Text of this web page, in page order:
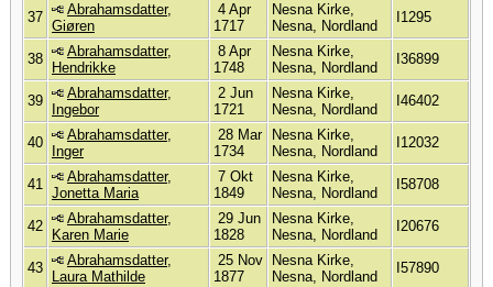
37
Abrahamsdatter,
Giøren
4 Apr
1717
Nesna Kirke,
Nesna, Nordland
I1295
38
Abrahamsdatter,
Hendrikke
8 Apr
1748
Nesna Kirke,
Nesna, Nordland
I36899
39
Abrahamsdatter,
Ingebor
2 Jun
1721
Nesna Kirke,
Nesna, Nordland
I46402
40
Abrahamsdatter,
Inger
28 Mar
1734
Nesna Kirke,
Nesna, Nordland
I12032
41
Abrahamsdatter,
Jonetta Maria
7 Okt
1849
Nesna Kirke,
Nesna, Nordland
I58708
42
Abrahamsdatter,
Karen Marie
29 Jun
1828
Nesna Kirke,
Nesna, Nordland
I20676
43
Abrahamsdatter,
Laura Mathilde
25 Nov
1877
Nesna Kirke,
Nesna, Nordland
I57890